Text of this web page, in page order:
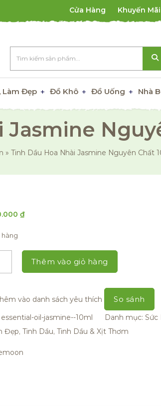
Cửa Hàng Khuyến Mãi
Làm Đẹp Đồ Khô Đồ Uống Nhà
Jasmine
» Tinh Dầu Hoa Nhài Jasmine Nguyên Chất
₫
hàng
Thêm vào giỏ hàng
vào danh sách yêu thích So sánh
essential-oil-jasmine--10ml Danh mục:Sức
Đẹp,Tinh Dầu,Tinh Dầu & Xịt Thơm